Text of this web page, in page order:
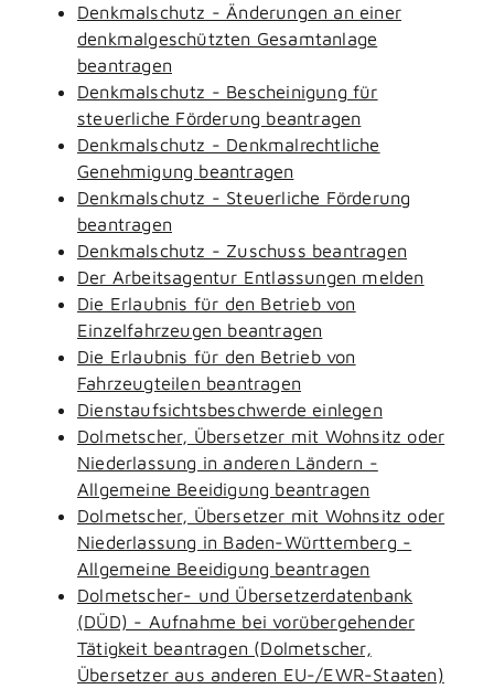
Denkmalschutz - Änderungen an einer
denkmalgeschützten Gesamtanlage
beantragen
Denkmalschutz - Bescheinigung für
steuerliche Förderung beantragen
Denkmalschutz - Denkmalrechtliche
Genehmigung beantragen
Denkmalschutz - Steuerliche Förderung
beantragen
Denkmalschutz - Zuschuss beantragen
Der Arbeitsagentur Entlassungen melden
Die Erlaubnis für den Betrieb von
Einzelfahrzeugen beantragen
Die Erlaubnis für den Betrieb von
Fahrzeugteilen beantragen
Dienstaufsichtsbeschwerde einlegen
Dolmetscher, Übersetzer mit Wohnsitz oder
Niederlassung in anderen Ländern -
Allgemeine Beeidigung beantragen
Dolmetscher, Übersetzer mit Wohnsitz oder
Niederlassung in Baden-Württemberg -
Allgemeine Beeidigung beantragen
Dolmetscher- und Übersetzerdatenbank
(DÜD) - Aufnahme bei vorübergehender
Tätigkeit beantragen (Dolmetscher,
Übersetzer aus anderen EU-/EWR-Staaten)